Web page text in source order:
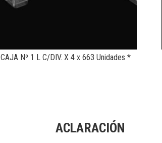
CAJA Nº 1 L C/DIV. X 4 x 663 Unidades *
ACLARACIÓN